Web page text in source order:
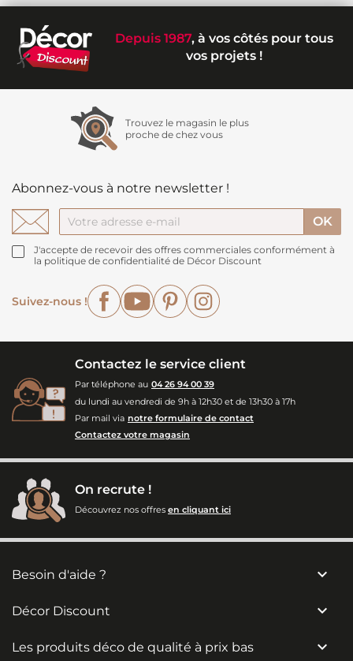
Depuis 1987, à vos côtés pour tous
vos projets !
Trouvez le magasin le plus
proche de chez vous
Abonnez-vous à notre newsletter !
J'accepte de recevoir des offres commerciales conformément à
la politique de confidentialité de Décor Discount
Suivez-nous !
FacebookYouTubePinterest
Contactez le service client
Par téléphone au 04 26 94 00 39
du lundi au vendredi de 9h à 12h30 et de 13h30 à 17h
Par mail via notre formulaire de contact
Contactez votre magasin
On recrute !
Découvrez nos offres en cliquant ici
Besoin d'aide ? 
Décor Discount 
Les produits déco de qualité à prix bas 